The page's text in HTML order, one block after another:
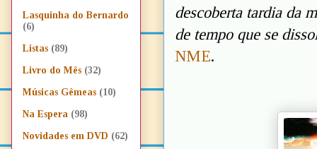
descoberta tardia da
de tempo que se
NME.
Lasquinha do Bernardo
(6)
Listas (89)
Livro do Mês (32)
Músicas Gêmeas (10)
Na Espera (98)
Novidades em DVD (62)